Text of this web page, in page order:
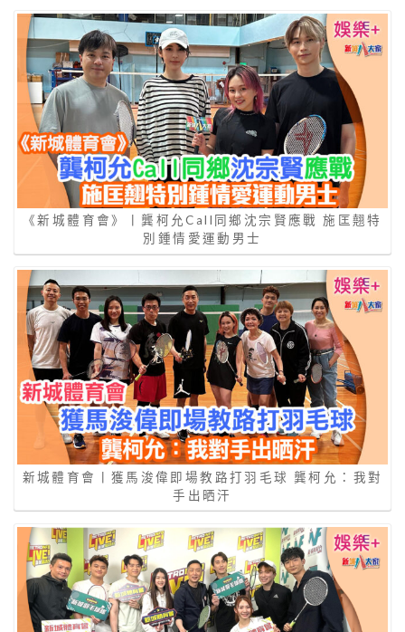
《新城體育會》丨龔柯允Call同鄉沈宗賢應戰 施匡翹特
別鍾情愛運動男士
新城體育會丨獲馬浚偉即場教路打羽毛球 龔柯允：我對
手出晒汗